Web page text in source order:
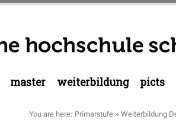
master weiterbildung picts
You are here: Primarstufe » Weiterbildung